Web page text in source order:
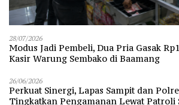
28/07/2026
Modus Jadi Pembeli, Dua Pria Gasak
Kasir Warung Sembako di Baamang
26/06/2026
Perkuat Sinergi, Lapas Sampit dan
Tingkatkan Pengamanan Lewat Patroli